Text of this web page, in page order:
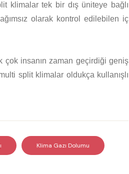
klimalar tek bir dış üniteye bağlı
olarak kontrol edilebilen iç
çok insanın zaman geçirdiği geniş
split klimalar oldukça kullanışlı
Klima Gazı Dolumu